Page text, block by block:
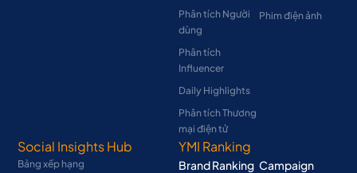
Phân tích Người
dùng
Phân tích
Influencer
Daily Highlights
Phân tích Thương
mại điện tử
Phim điện ảnh
Social Insights Hub
Bảng xếp hạng
YMI Ranking
Brand Ranking Campaign